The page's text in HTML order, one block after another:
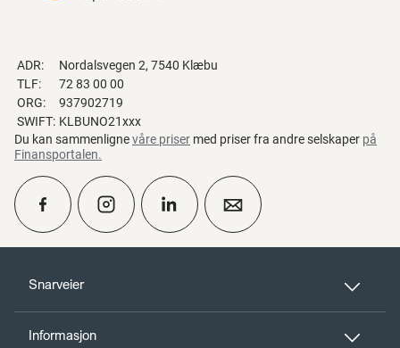
Snarveier
Informasjon
ADR:
Nordalsvegen 2, 7540 Klæbu
TLF:
72 83 00 00
ORG:
937902719
SWIFT: KLBUNO21xxx
Du kan sammenlignevåre priser med priser fra andre selskaper på
Finansportalen.